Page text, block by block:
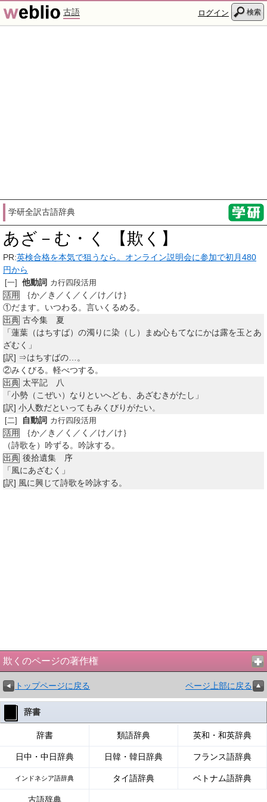
古語 ログイン 検索
学研全訳古語辞典
あざ－む・く 【欺く】
PR:英検合格を本気で狙うなら。オンライン説明会に参加で初月480
円から
[一] 他動詞 カ行四段活用
活用
｛か／き／く／く／け／け｝
①だます。いつわる。言いくるめる。
出典 古今集 夏
「蓮葉（はちすば）の濁りに染（し）まぬ心もてなにかは露を玉とあ
ざむく」
[訳] ⇒はちすばの…。
②みくびる。軽べつする。
出典 太平記 八
「小勢（こぜい）なりといへども、あざむきがたし」
[訳] 小人数だといってもみくびりがたい。
[二] 自動詞 カ行四段活用
活用
｛か／き／く／く／け／け｝
（詩歌を）吟ずる。吟詠する。
出典 後拾遺集 序
「風にあざむく」
[訳] 風に興じて詩歌を吟詠する。
欺くのページの著作権
トップページに戻る ページ上部に戻る
辞書
辞書 類語辞典 英和・和英辞典
日中・中日辞典 日韓・韓日辞典 フランス語辞典
インドネシア語辞典 タイ語辞典 ベトナム語辞典
古語辞典